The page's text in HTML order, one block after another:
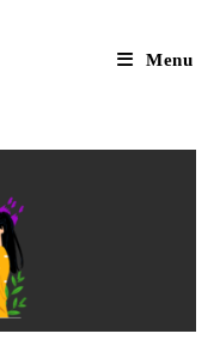
Menu